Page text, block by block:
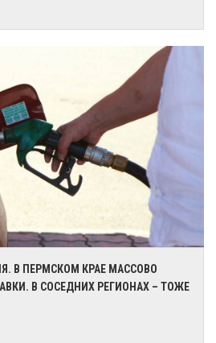
В ПЕРМСКОМ КРАЕ МАССОВО
В СОСЕДНИХ РЕГИОНАХ – ТОЖЕ